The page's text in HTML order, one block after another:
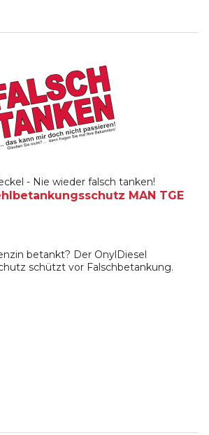
- Nie wieder falsch tanken!
MAN TGE
betankt? Der OnylDiesel
schützt vor Falschbetankung.